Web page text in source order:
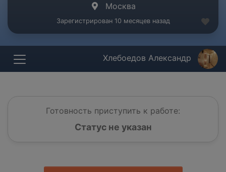
Москва
Зарегистрирован 10 месяцев назад
Хлебоедов Александр
Готовность приступить к работе:
Статус не указан